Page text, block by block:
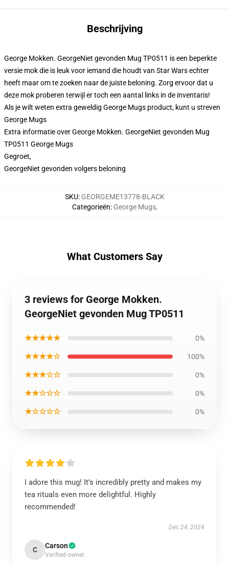
Beschrijving
George Mokken. GeorgeNiet gevonden Mug TP0511 is een beperkte
versie mok die is leuk voor iemand die houdt van Star Wars echter
heeft maar om te zoeken naar de juiste beloning. Zorg ervoor dat u
deze mok proberen terwijl er toch een aantal links in de inventaris!
Als je wilt weten extra geweldig George Mugs product, kunt u streven
George Mugs
Extra informatie over George Mokken. GeorgeNiet gevonden Mug
TP0511 George Mugs
Gegroet,
GeorgeNiet gevonden volgers beloning
SKU: GEORGEME13778-BLACK
Categorieën: George Mugs,
What Customers Say
3 reviews for George Mokken.
GeorgeNiet gevonden Mug TP0511
★★★★★ 0%
★★★★☆ 100%
★★★☆☆ 0%
★★☆☆☆ 0%
★☆☆☆☆ 0%
I adore this mug! It’s incredibly pretty and makes my
tea rituals even more delightful. Highly
recommended!
Dec 24, 2024
C Carson
Verified owner